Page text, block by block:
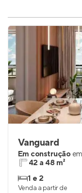
Vanguard
Em construção em
42 a 48 m²
1 e 2
Venda a partir de